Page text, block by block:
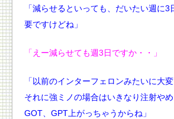
「減らせるといっても、だいたい週に
要ですけどね」
「えー減らせても週3日ですか・・」
「以前のインターフェロンみたいに大
それに強ミノの場合はいきなり注射や
GOT、GPT上がっちゃうからね」